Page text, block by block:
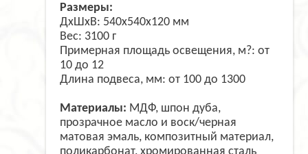
Размеры:
ДxШxВ: 540x540x120 мм
Вес: 3100 г
Примерная площадь освещения, м?: от
10 до 12
Длина подвеса, мм: от 100 до 1300
Материалы: МДФ, шпон дуба,
прозрачное масло и воск/черная
матовая эмаль, композитный материал,